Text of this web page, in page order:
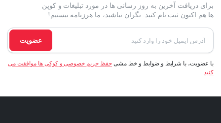
برای دریافت آخرین به روز رسانی ها در مورد تبلیغات و کوپن
ها هم اکنون ثبت نام کنید. نگران نباشید، ما هرزنامه نیستیم!
عضویت
با عضویت، با شرایط و ضوابط و خط مشی حفظ حریم خصوصی و کوکی ها موافقت می
کنید